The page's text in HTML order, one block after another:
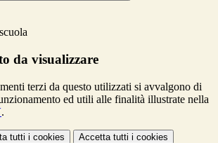
da visualizzare
terzi da questo utilizzati si avvalgono di
ed utili alle finalità illustrate nella
.
tutti i cookies Accetta tutti i cookies